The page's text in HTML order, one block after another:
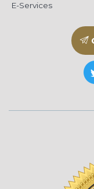
E-Services